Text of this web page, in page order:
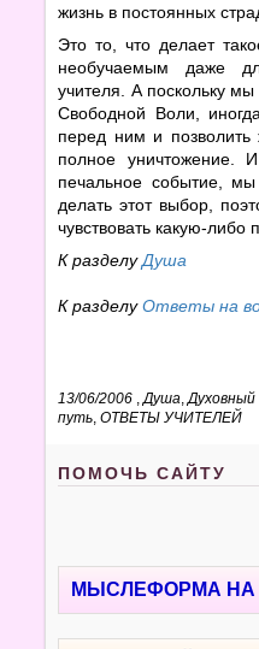
жизнь в постоянных
Это то, что делает
необучаемым даже
учителя. А поскольку
Свободной Воли,
перед ним и позволить
полное уничтожение.
печальное событие,
делать этот выбор,
чувствовать какую-либо
К разделуДуша
К разделуОтветы на
13/06/2006 ,Душа ,Духовный
путь ,ОТВЕТЫ УЧИТЕЛЕЙ
ПОМОЧЬ САЙТУ
МЫСЛЕФОРМА НА